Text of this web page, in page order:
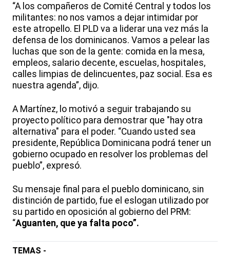
“A los compañeros de Comité Central y todos los
militantes: no nos vamos a dejar intimidar por
este atropello. El PLD va a liderar una vez más la
defensa de los dominicanos. Vamos a pelear las
luchas que son de la gente: comida en la mesa,
empleos, salario decente, escuelas, hospitales,
calles limpias de delincuentes, paz social. Esa es
nuestra agenda”, dijo.
A Martínez, lo motivó a seguir trabajando su
proyecto político para demostrar que "hay otra
alternativa" para el poder. “Cuando usted sea
presidente, República Dominicana podrá tener un
gobierno ocupado en resolver los problemas del
pueblo”, expresó.
Su mensaje final para el pueblo dominicano, sin
distinción de partido, fue el eslogan utilizado por
su partido en oposición al gobierno del PRM:
“Aguanten, que ya falta poco”.
TEMAS -